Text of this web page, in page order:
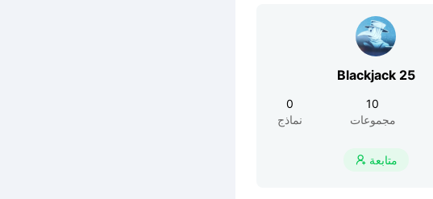
Blackjack 25
0
نماذج
10
مجموعات
 متابعة